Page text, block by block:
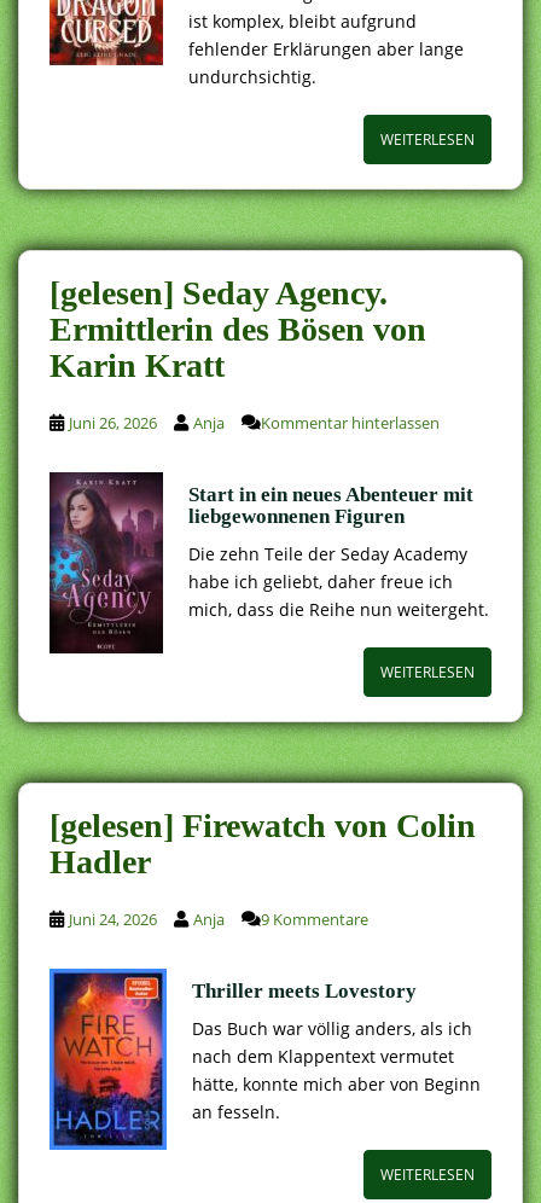
ist komplex, bleibt aufgrund
fehlender Erklärungen aber lange
undurchsichtig.
WEITERLESEN
[gelesen] Seday Agency.
Ermittlerin des Bösen von
Karin Kratt
Juni 26, 2026 Anja Kommentar hinterlassen
Start in ein neues Abenteuer mit
liebgewonnenen Figuren
Die zehn Teile der Seday Academy
habe ich geliebt, daher freue ich
mich, dass die Reihe nun weitergeht.
WEITERLESEN
[gelesen] Firewatch von Colin
Hadler
Juni 24, 2026 Anja 9 Kommentare
Thriller meets Lovestory
Das Buch war völlig anders, als ich
nach dem Klappentext vermutet
hätte, konnte mich aber von Beginn
an fesseln.
WEITERLESEN